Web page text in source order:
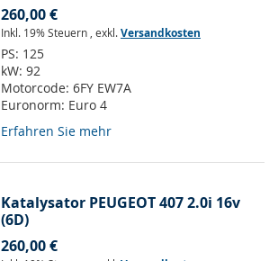
260,00 €
Inkl. 19% Steuern , exkl.Versandkosten
PS: 125
kW: 92
Motorcode: 6FY EW7A
Euronorm: Euro 4
Erfahren Sie mehr
Katalysator PEUGEOT 407 2.0i 16v
(6D)
260,00 €